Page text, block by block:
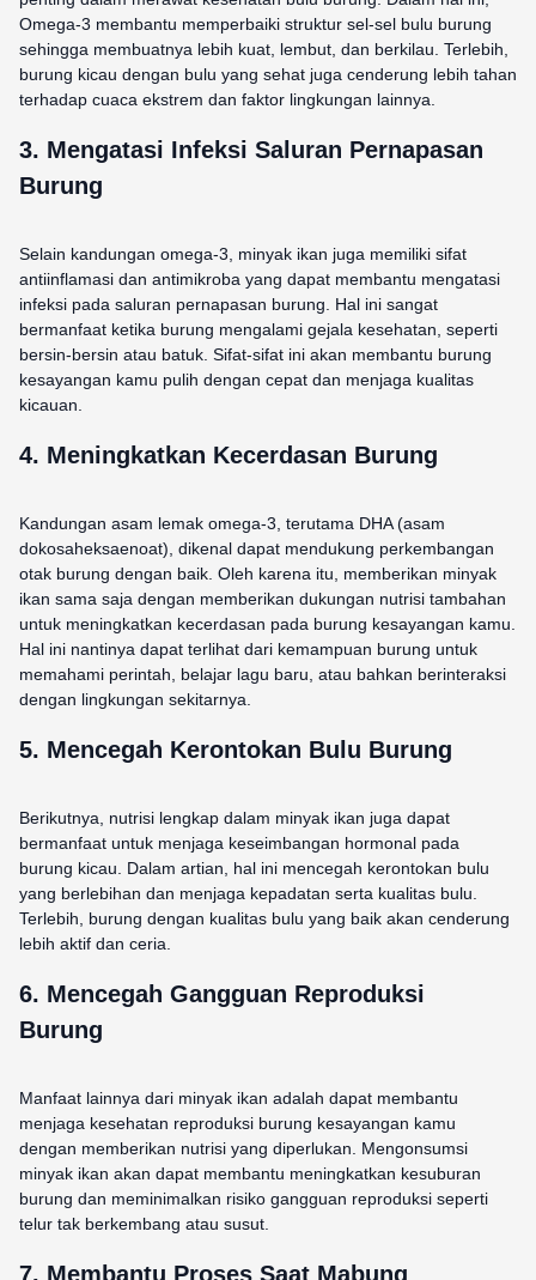
Omega-3 membantu memperbaiki struktur sel-sel bulu burung
sehingga membuatnya lebih kuat, lembut, dan berkilau. Terlebih,
burung kicau dengan bulu yang sehat juga cenderung lebih tahan
terhadap cuaca ekstrem dan faktor lingkungan lainnya.
3. Mengatasi Infeksi Saluran Pernapasan
Burung
Selain kandungan omega-3, minyak ikan juga memiliki sifat
antiinflamasi dan antimikroba yang dapat membantu mengatasi
infeksi pada saluran pernapasan burung. Hal ini sangat
bermanfaat ketika burung mengalami gejala kesehatan, seperti
bersin-bersin atau batuk. Sifat-sifat ini akan membantu burung
kesayangan kamu pulih dengan cepat dan menjaga kualitas
kicauan.
4. Meningkatkan Kecerdasan Burung
Kandungan asam lemak omega-3, terutama DHA (asam
dokosaheksaenoat), dikenal dapat mendukung perkembangan
otak burung dengan baik. Oleh karena itu, memberikan minyak
ikan sama saja dengan memberikan dukungan nutrisi tambahan
untuk meningkatkan kecerdasan pada burung kesayangan kamu.
Hal ini nantinya dapat terlihat dari kemampuan burung untuk
memahami perintah, belajar lagu baru, atau bahkan berinteraksi
dengan lingkungan sekitarnya.
5. Mencegah Kerontokan Bulu Burung
Berikutnya, nutrisi lengkap dalam minyak ikan juga dapat
bermanfaat untuk menjaga keseimbangan hormonal pada
burung kicau. Dalam artian, hal ini mencegah kerontokan bulu
yang berlebihan dan menjaga kepadatan serta kualitas bulu.
Terlebih, burung dengan kualitas bulu yang baik akan cenderung
lebih aktif dan ceria.
6. Mencegah Gangguan Reproduksi
Burung
Manfaat lainnya dari minyak ikan adalah dapat membantu
menjaga kesehatan reproduksi burung kesayangan kamu
dengan memberikan nutrisi yang diperlukan. Mengonsumsi
minyak ikan akan dapat membantu meningkatkan kesuburan
burung dan meminimalkan risiko gangguan reproduksi seperti
telur tak berkembang atau susut.
7. Membantu Proses Saat Mabung